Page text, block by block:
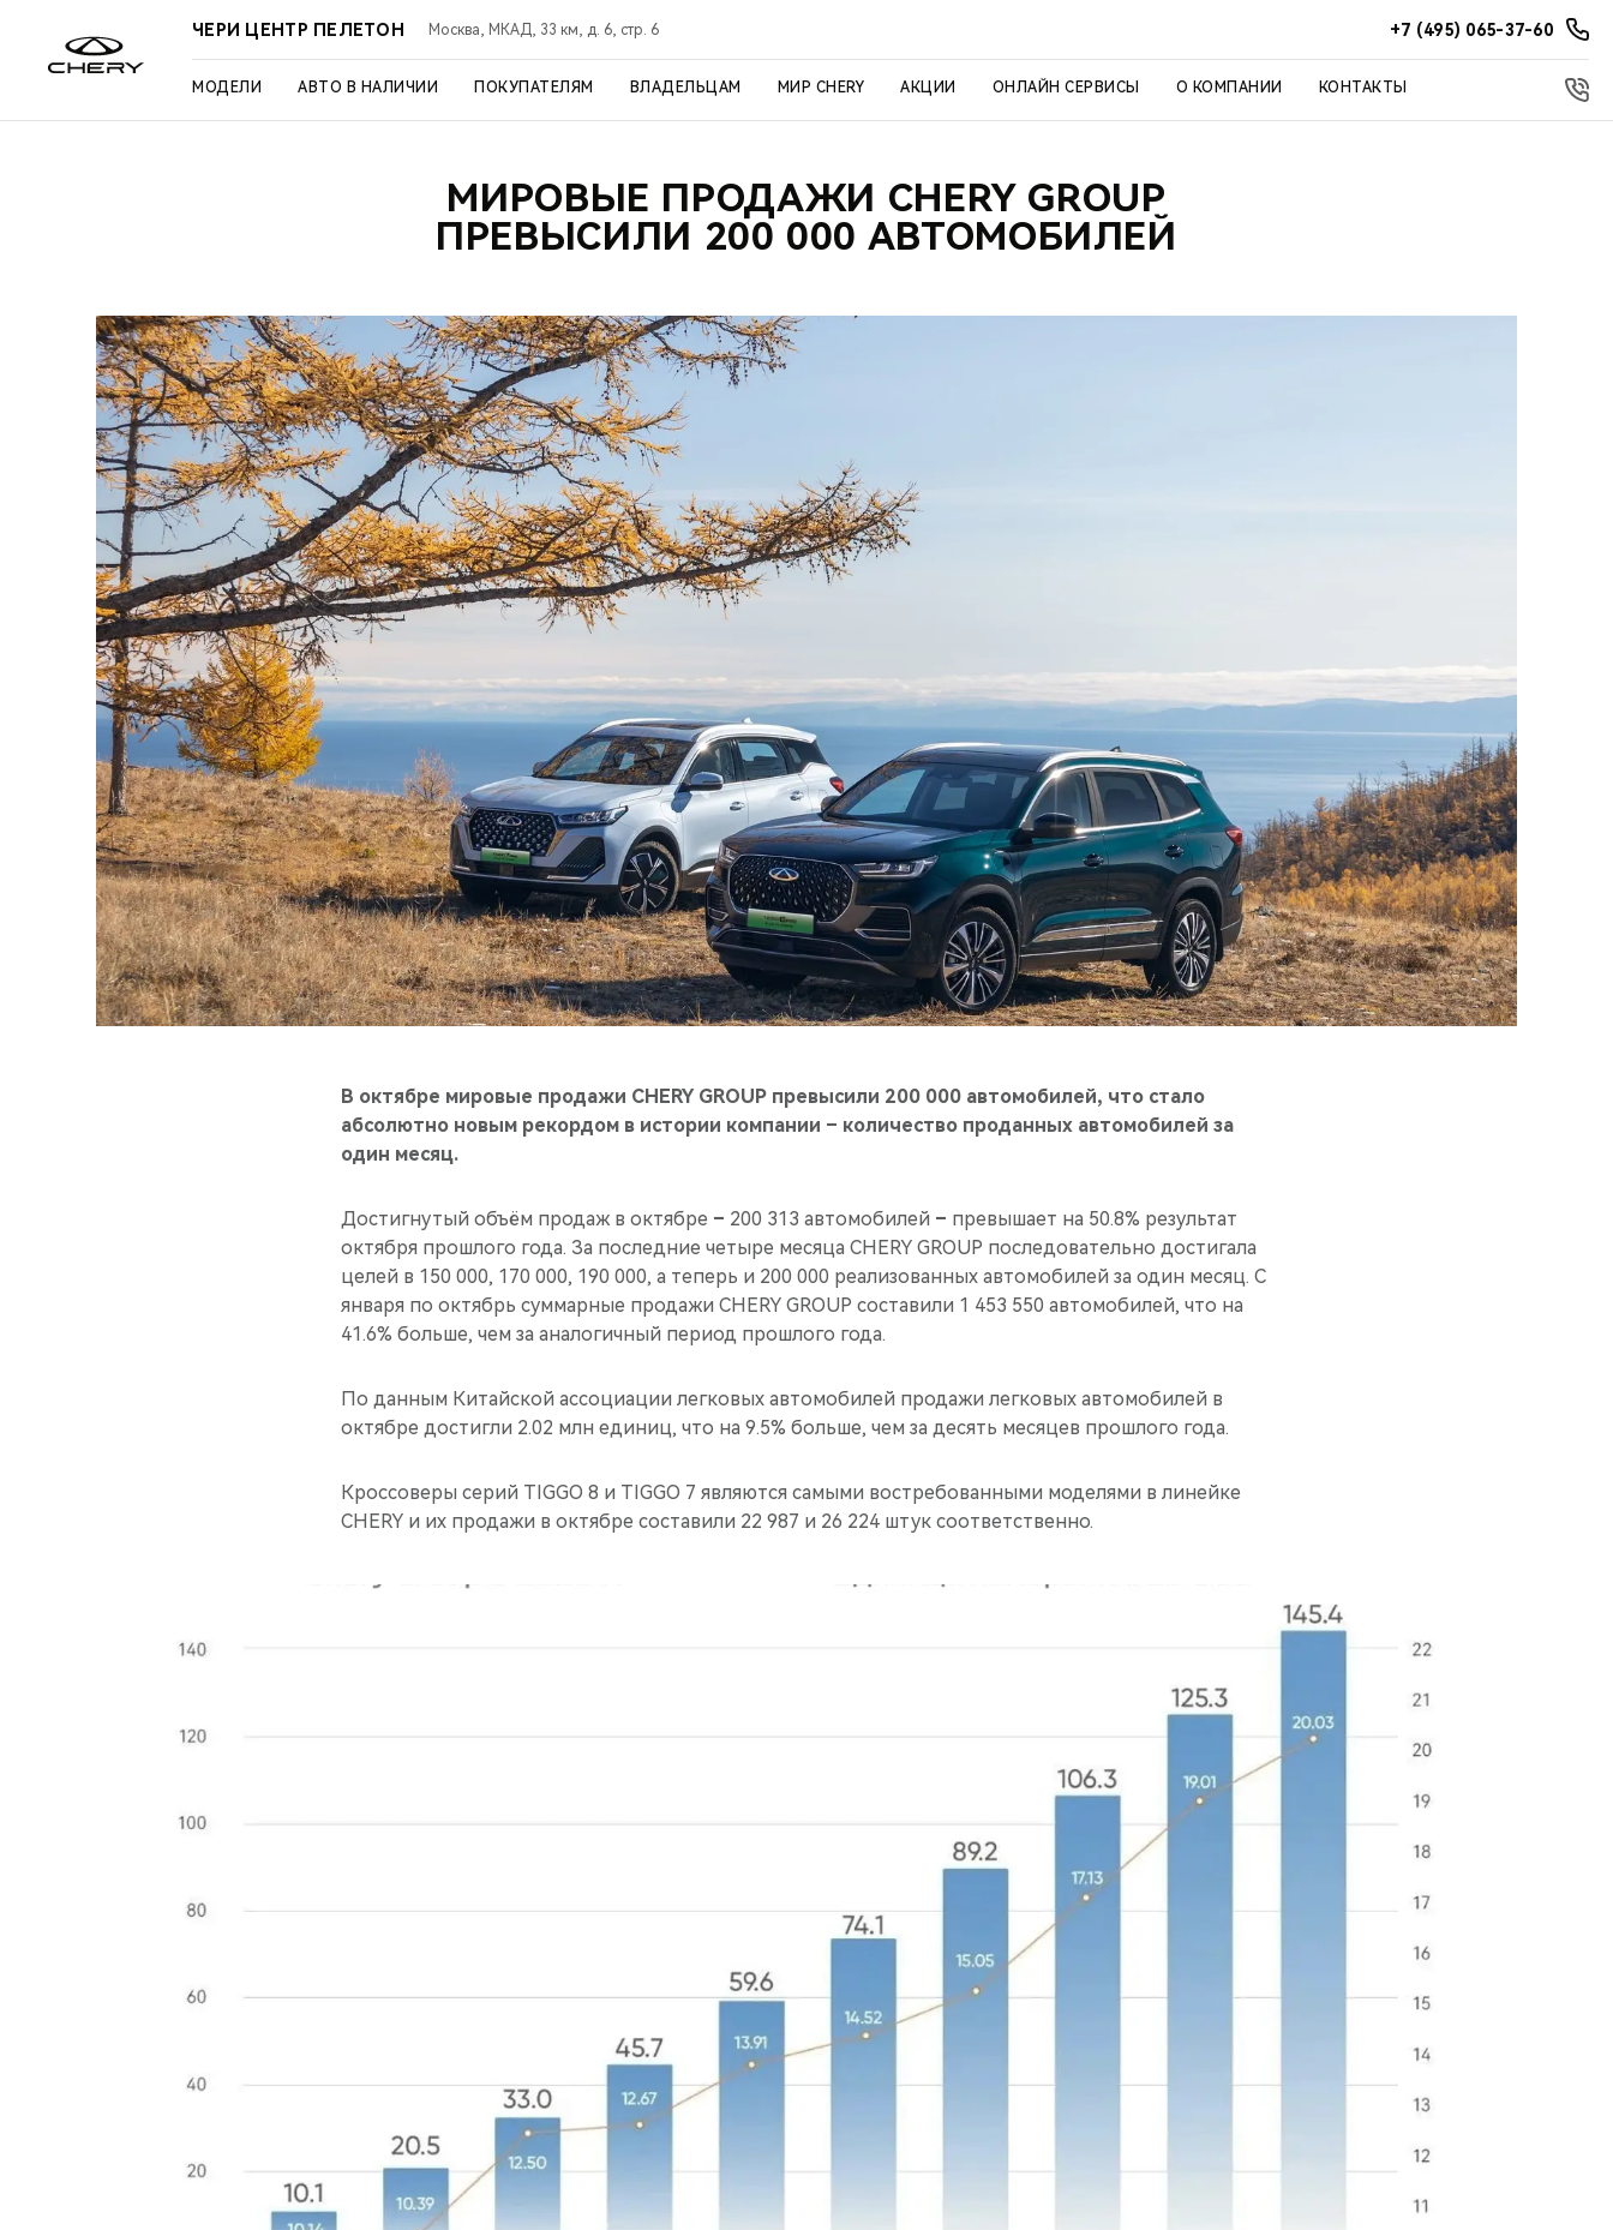
ЧЕРИ ЦЕНТР ПЕЛЕТОН Москва, МКАД, 33 км, д. 6, стр. 6 +7 (495) 065-37-60
МОДЕЛИ АВТО В НАЛИЧИИ ПОКУПАТЕЛЯМ ВЛАДЕЛЬЦАМ МИР CHERY АКЦИИ ОНЛАЙН СЕРВИСЫ О КОМПАНИИ КОНТАКТЫ
МИРОВЫЕ ПРОДАЖИ CHERY GROUP
ПРЕВЫСИЛИ 200 000 АВТОМОБИЛЕЙ
В октябре мировые продажи CHERY GROUP превысили 200 000 автомобилей, что стало
абсолютно новым рекордом в истории компании – количество проданных автомобилей за
один месяц.
Достигнутый объём продаж в октябре – 200 313 автомобилей – превышает на 50.8% результат
октября прошлого года. За последние четыре месяца CHERY GROUP последовательно достигала
целей в 150 000, 170 000, 190 000, а теперь и 200 000 реализованных автомобилей за один месяц. С
января по октябрь суммарные продажи CHERY GROUP составили 1 453 550 автомобилей, что на
41.6% больше, чем за аналогичный период прошлого года.
По данным Китайской ассоциации легковых автомобилей продажи легковых автомобилей в
октябре достигли 2.02 млн единиц, что на 9.5% больше, чем за десять месяцев прошлого года.
Кроссоверы серий TIGGO 8 и TIGGO 7 являются самыми востребованными моделями в линейке
CHERY и их продажи в октябре составили 22 987 и 26 224 штук соответственно.